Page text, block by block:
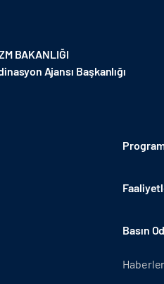
BAKANLIĞI
Ajansı Başkanlığı
Basın
Haberler